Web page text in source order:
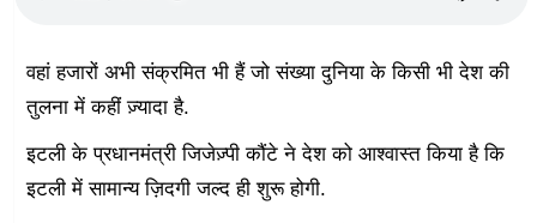
वहां हजारों अभी संक्रमित भी हैं जो संख्या दुनिया के किसी भी देश की
तुलना में कहीं ज़्यादा है.
इटली के प्रधानमंत्री जिजेज़्पी कौंटे ने देश को आश्वास्त किया है कि
इटली में सामान्य ज़िदगी जल्द ही शुरू होगी.